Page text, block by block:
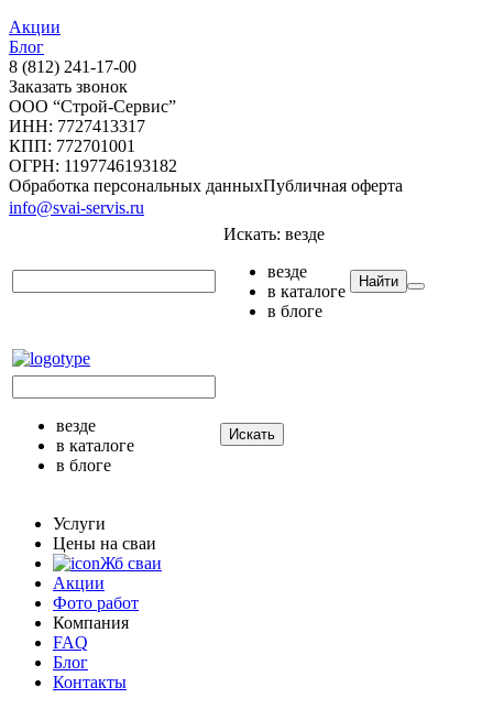
Акции
Блог
8 (812) 241-17-00
Заказать звонок
ООО “Строй-Сервис”
ИНН: 7727413317
КПП: 772701001
ОГРН: 1197746193182
Обработка персональных данныхПубличная оферта
info@svai-servis.ru
Искать: везде
везде
в каталоге
в блоге
Найти
везде
в каталоге
в блоге
Искать
Услуги
Цены на сваи
Жб сваи
Акции
Фото работ
Компания
FAQ
Блог
Контакты